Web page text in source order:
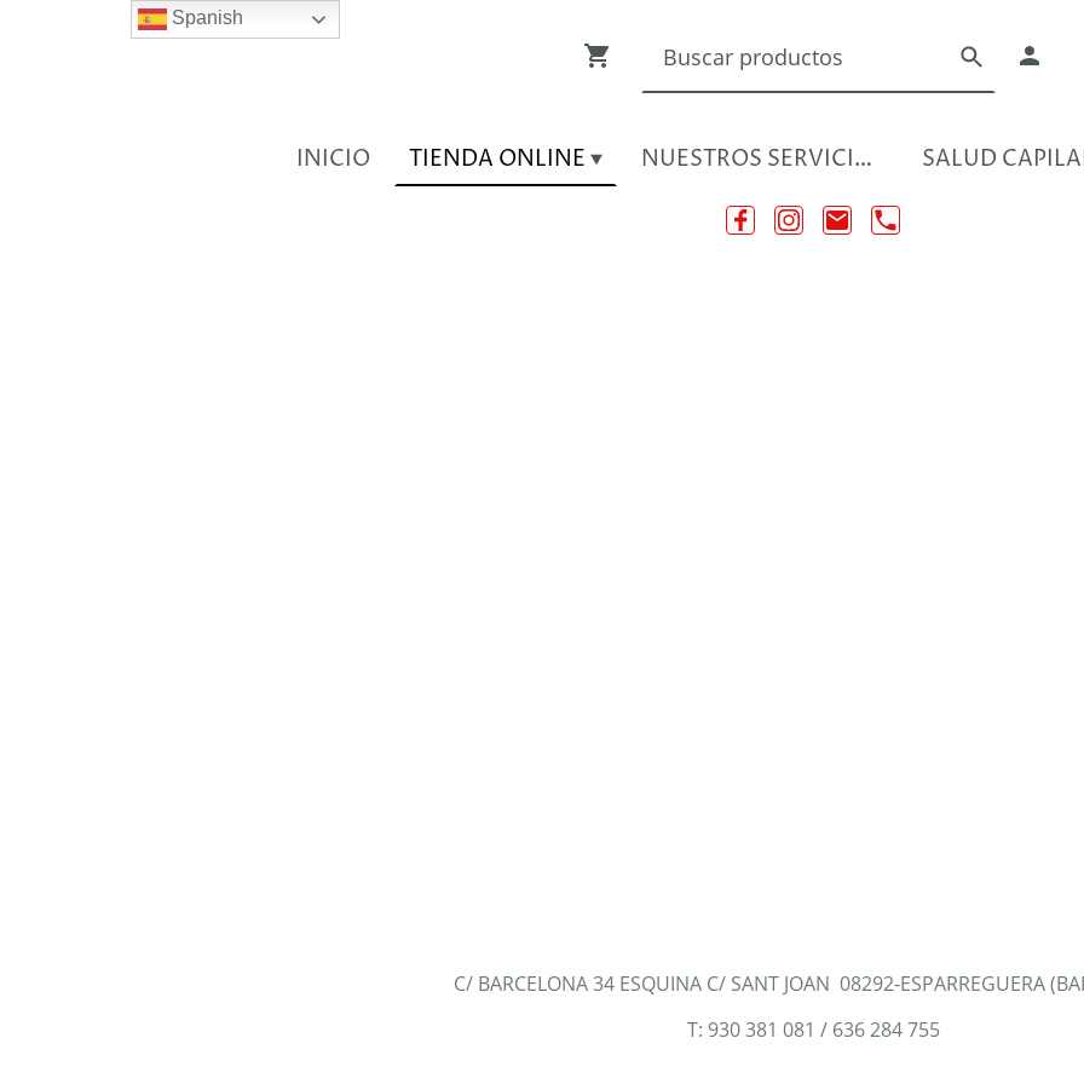
INICIO TIENDA ONLINE NUESTROS SERVICIOS SALUD
C/ BARCELONA 34 ESQUINA C/ SANT JOAN 08292-ESPARREGUERA
T: 930 381 081 / 636 284 755
Spanish